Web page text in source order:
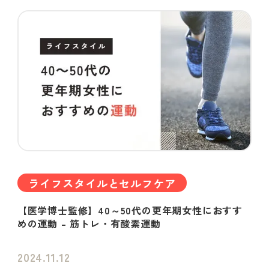
ライフスタイルとセルフケア
【医学博士監修】40～50代の更年期女性におすす
めの運動 – 筋トレ・有酸素運動
2024.11.12